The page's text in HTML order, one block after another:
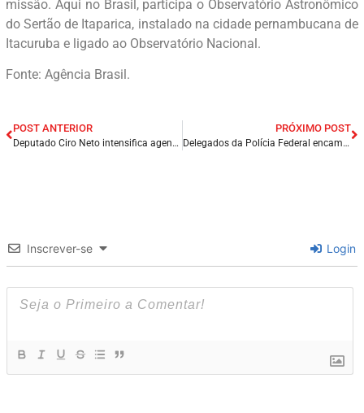
missão. Aqui no Brasil, participa o Observatório Astronômico
do Sertão de Itaparica, instalado na cidade pernambucana de
Itacuruba e ligado ao Observatório Nacional.
Fonte: Agência Brasil.
POST ANTERIOR
Deputado Ciro Neto intensifica agenda de visitas em municípios, na reta final da campanha.
PRÓXIMO POST
Delegados da Polícia Federal encaminham notícia-crime contra Moraes à PGR.
Inscrever-se Login